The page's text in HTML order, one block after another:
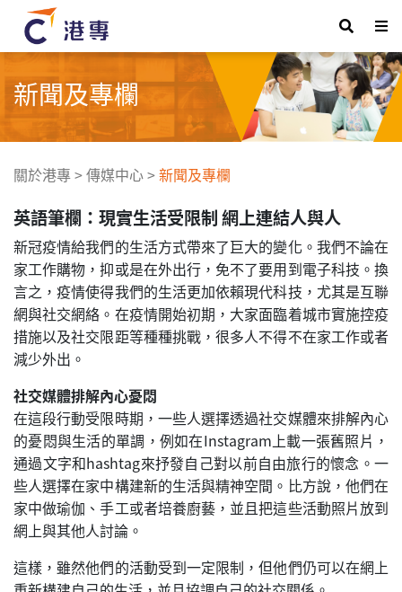
新聞及專欄
關於港專>傳媒中心>新聞及專欄
英語筆欄：現實生活受限制 網上連結人與人
新冠疫情給我們的生活方式帶來了巨大的變化。我們不論在
家工作購物，抑或是在外出行，免不了要用到電子科技。換
言之，疫情使得我們的生活更加依賴現代科技，尤其是互聯
網與社交網絡。在疫情開始初期，大家面臨着城市實施控疫
措施以及社交限距等種種挑戰，很多人不得不在家工作或者
減少外出。
社交媒體排解內心憂悶
在這段行動受限時期，一些人選擇透過社交媒體來排解內心
的憂悶與生活的單調，例如在Instagram上載一張舊照片，
通過文字和hashtag來抒發自己對以前自由旅行的懷念。一
些人選擇在家中構建新的生活與精神空間。比方說，他們在
家中做瑜伽、手工或者培養廚藝，並且把這些活動照片放到
網上與其他人討論。
這樣，雖然他們的活動受到一定限制，但他們仍可以在網上